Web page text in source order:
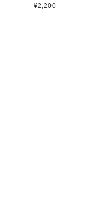
¥2,200